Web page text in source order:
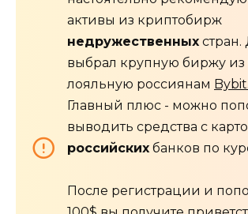
активы из криптобирж
недружественных стран.
выбрал крупную биржу
лояльную россиянам
Главный плюс - можно
выводить средства с
российских банков по
После регистрации и